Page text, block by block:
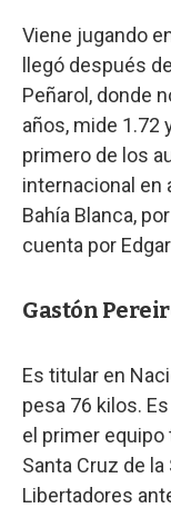
Viene jugando
llegó después
Peñarol, donde
años, mide 1.72
primero de los
internacional en
Bahía Blanca,
cuenta por
Gastón
Es titular en
pesa 76 kilos.
el primer equipo
Santa Cruz de
Libertadores